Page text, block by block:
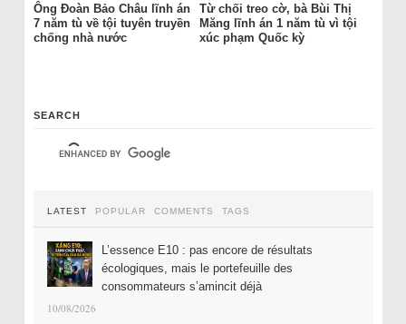
Ông Đoàn Bảo Châu lĩnh án
7 năm tù về tội tuyên truyền
chống nhà nước
Từ chối treo cờ, bà Bùi Thị
Măng lĩnh án 1 năm tù vì tội
xúc phạm Quốc kỳ
SEARCH
LATEST POPULAR COMMENTS TAGS
L’essence E10 : pas encore de résultats
écologiques, mais le portefeuille des
consommateurs s’amincit déjà
10/08/2026